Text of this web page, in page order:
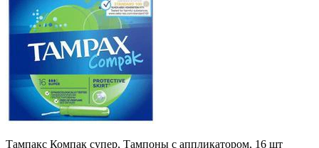
Тампакс Компак супер, Тампоны с аппликатором, 16 шт